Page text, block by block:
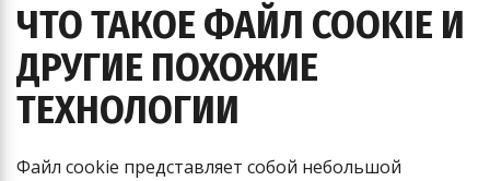
ЧТО ТАКОЕ ФАЙЛ COOKIE И
ДРУГИЕ ПОХОЖИЕ
ТЕХНОЛОГИИ
Файл cookie представляет собой небольшой